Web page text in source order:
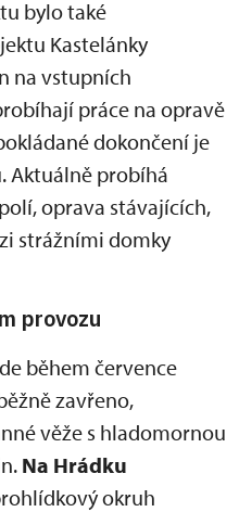
bylo také
Kastelánky
na vstupních
práce na opravě
dokončení je
Aktuálně probíhá
oprava stávajících,
strážními domky
provozu
během července
zavřeno,
věže s hladomornou
Na Hrádku
okruh